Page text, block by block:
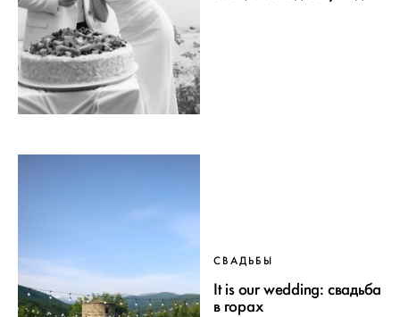
СВАДЬБЫ
It is our wedding: свадьба
в горах